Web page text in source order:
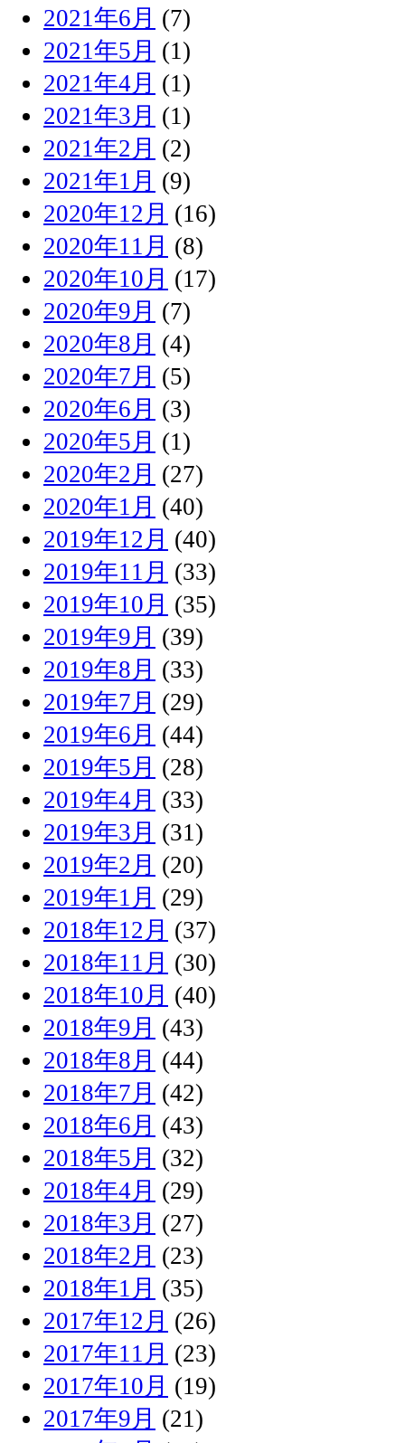
2021年6月 (7)
2021年5月 (1)
2021年4月 (1)
2021年3月 (1)
2021年2月 (2)
2021年1月 (9)
2020年12月 (16)
2020年11月 (8)
2020年10月 (17)
2020年9月 (7)
2020年8月 (4)
2020年7月 (5)
2020年6月 (3)
2020年5月 (1)
2020年2月 (27)
2020年1月 (40)
2019年12月 (40)
2019年11月 (33)
2019年10月 (35)
2019年9月 (39)
2019年8月 (33)
2019年7月 (29)
2019年6月 (44)
2019年5月 (28)
2019年4月 (33)
2019年3月 (31)
2019年2月 (20)
2019年1月 (29)
2018年12月 (37)
2018年11月 (30)
2018年10月 (40)
2018年9月 (43)
2018年8月 (44)
2018年7月 (42)
2018年6月 (43)
2018年5月 (32)
2018年4月 (29)
2018年3月 (27)
2018年2月 (23)
2018年1月 (35)
2017年12月 (26)
2017年11月 (23)
2017年10月 (19)
2017年9月 (21)